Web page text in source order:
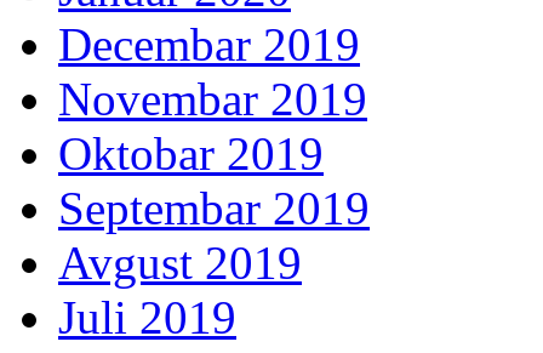
Decembar 2019
Novembar 2019
Oktobar 2019
Septembar 2019
Avgust 2019
Juli 2019